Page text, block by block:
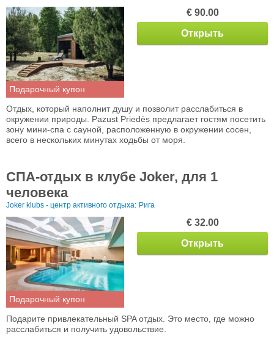
Подарочный купон
€ 90.00
Открыть
Отдых, который наполнит душу и позволит расслабиться в
окружении природы. Pazust Priedēs предлагает гостям посетить
зону мини-спа с сауной, расположенную в окружении сосен,
всего в нескольких минутах ходьбы от моря.
СПА-отдых в клубе Joker, для 1
человека
Joker klubs - центр активного отдыха: Рига
Подарочный купон
€ 32.00
Открыть
Подарите привлекательный SPA отдых. Это место, где можно
расслабиться и получить удовольствие.